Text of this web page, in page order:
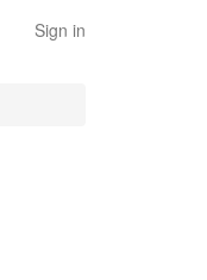
Sign in